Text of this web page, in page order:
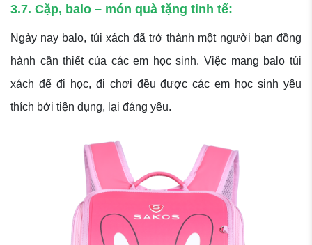
3.7. Cặp, balo – món quà tặng tinh tế:
Ngày nay balo, túi xách đã trở thành một người bạn đồng
hành cần thiết của các em học sinh. Việc mang balo túi
xách để đi học, đi chơi đều được các em học sinh yêu
thích bởi tiện dụng, lại đáng yêu.